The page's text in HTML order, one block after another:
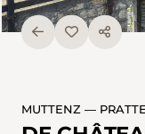
MUTTENZ —